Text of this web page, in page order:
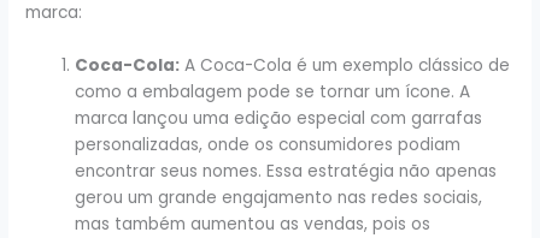
marca:
Coca-Cola: A Coca-Cola é um exemplo clássico de
como a embalagem pode se tornar um ícone. A
marca lançou uma edição especial com garrafas
personalizadas, onde os consumidores podiam
encontrar seus nomes. Essa estratégia não apenas
gerou um grande engajamento nas redes sociais,
mas também aumentou as vendas, pois os